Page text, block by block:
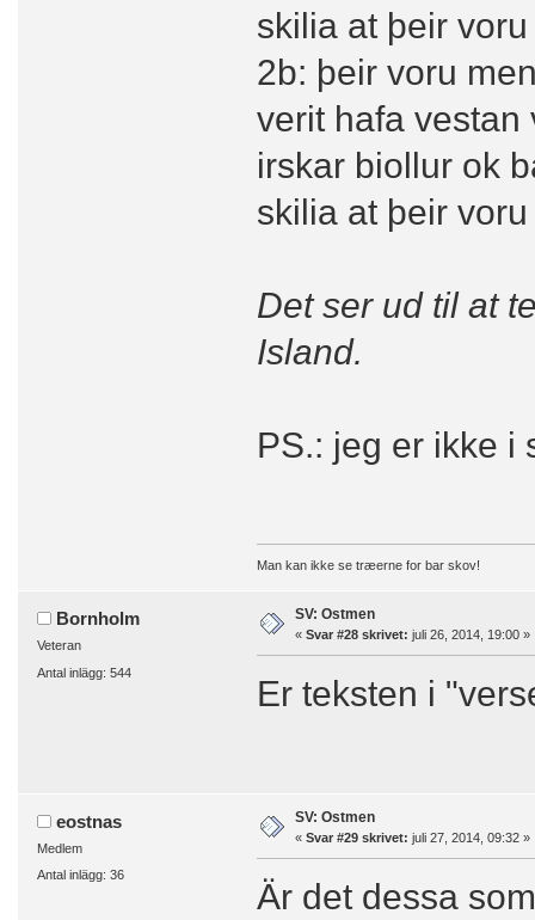
skilia at þeir
2b: þeir voru
verit hafa
irskar biollur ok
skilia at þeir
Det ser ud til at
Island.
PS.: jeg er ikke i
Man kan ikke se træerne for bar skov!
Bornholm
Veteran
Antal inlägg: 544
SV: Ostmen
« Svar #28 skrivet: juli 26, 2014, 19:00 »
Er teksten i
eostnas
Medlem
Antal inlägg: 36
SV: Ostmen
« Svar #29 skrivet: juli 27, 2014, 09:32 »
Är det dessa